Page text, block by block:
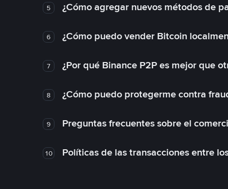
5 ¿Cómo agregar nuevos métodos de
6 ¿Cómo puedo vender Bitcoin
7 ¿Por qué Binance P2P es mejor que
8 ¿Cómo puedo protegerme contra
9 Preguntas frecuentes sobre el
10 Políticas de las transacciones entre